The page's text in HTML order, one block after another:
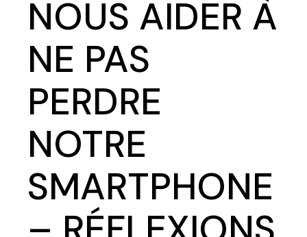
NOUS AIDER À
NE PAS
PERDRE
NOTRE
SMARTPHONE